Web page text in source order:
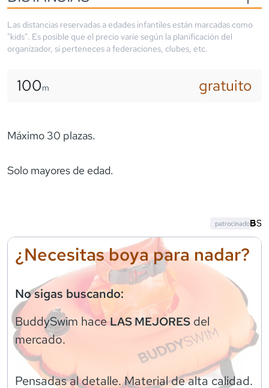
Las distancias reservadas a edades infantiles están marcadas como
"kids". Es posible que el precio varíe según la planificación del
organizador, si perteneces a federaciones, clubes, etc.
100m gratuito
Máximo 30 plazas.
Solo mayores de edad.
¿Necesitas boya para nadar?
No sigas buscando:
BuddySwim haceLAS MEJORES del
mercado.
Pensadas al detalle. Material de alta calidad.
patrocinado